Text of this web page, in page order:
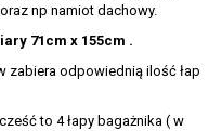
np namiot dachowy.
71cm x 155cm .
zabiera odpowiednią ilość łap
to 4 łapy bagażnika ( w